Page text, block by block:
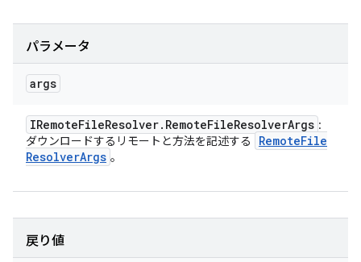
パラメータ
args
IRemoteFileResolver. RemoteFileResolverArgs :
ダウンロードするリモートと方法を記述する
RemoteFile
ResolverArgs 。
戻り値